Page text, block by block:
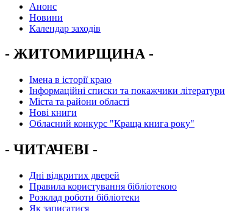
Анонс
Новини
Календар заходів
- ЖИТОМИРЩИНА -
Імена в історії краю
Інформаційні списки та покажчики літератури
Міста та райони області
Нові книги
Обласний конкурс "Краща книга року"
- ЧИТАЧЕВІ -
Дні відкритих дверей
Правила користування бібліотекою
Розклад роботи бібліотеки
Як записатися